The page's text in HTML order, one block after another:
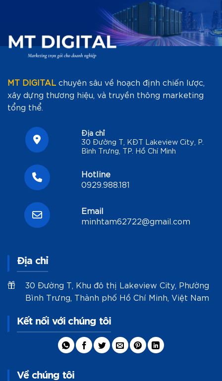
MT DIGITAL chuyên sâu về hoạch định chiến lược,
xây dựng thương hiệu, và truyền thông marketing
tổng thể.
Địa chỉ
30 Đường T, KĐT Lakeview City, P.
Bình Trưng, TP. Hồ Chí Minh
Hotline
0929.988.181
Email
minhtam62722@gmail.com
Địa chỉ
30 Đường T, Khu đô thị Lakeview City, Phường
Bình Trưng, Thành phố Hồ Chí Minh, Việt Nam
Kết nối với chúng tôi
Về chúng tôi